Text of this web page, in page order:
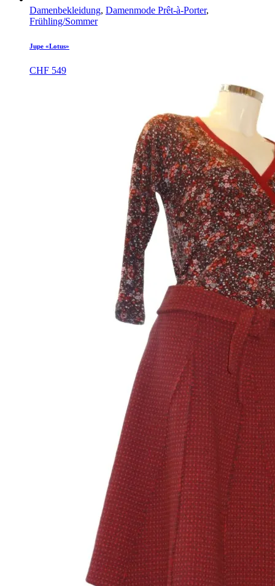
Damenbekleidung, Damenmode Prêt-à-Porter,
Frühling/Sommer
Jupe «Lotus»
CHF 549